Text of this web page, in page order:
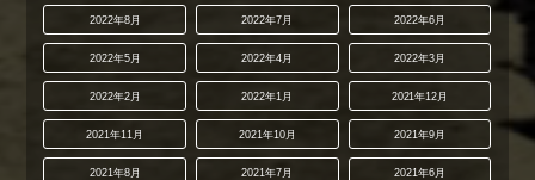
2022年8月 2022年7月 2022年6月
2022年5月 2022年4月 2022年3月
2022年2月 2022年1月 2021年12月
2021年11月 2021年10月 2021年9月
2021年8月 2021年7月 2021年6月